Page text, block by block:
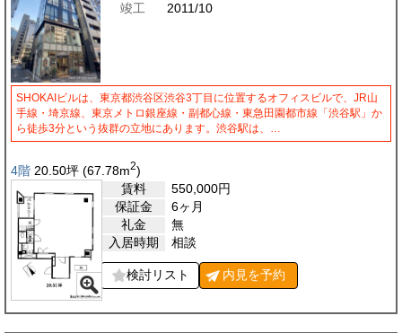
竣工
2011/10
SHOKAIビルは、東京都渋谷区渋谷3丁目に位置するオフィスビルで、JR山
手線・埼京線、東京メトロ銀座線・副都心線・東急田園都市線「渋谷駅」か
ら徒歩3分という抜群の立地にあります。渋谷駅は、…
4階 20.50坪 (67.78m2)
賃料
550,000円
保証金
6ヶ月
礼金
無
入居時期
相談
検討リスト 内見を予約